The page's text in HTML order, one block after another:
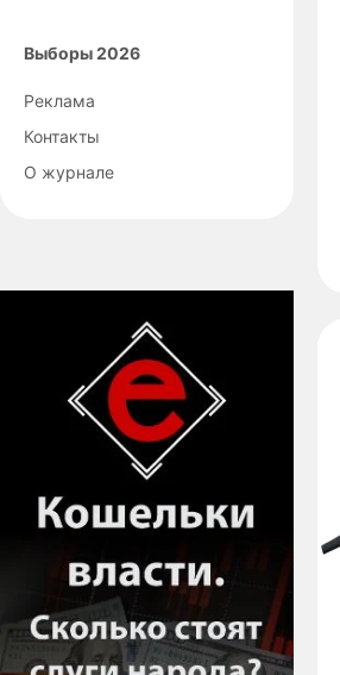
Выборы 2026
Реклама
Контакты
О журнале